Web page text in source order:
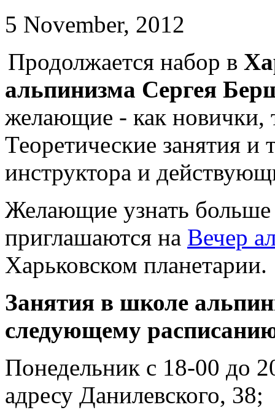
5 November, 2012
Продолжается набор в
альпинизма Сергея
желающие - как новички,
Теоретические занятия
инструктора и
Желающие узнать больше
приглашаются на Вечер
Харьковском планетарии.
Занятия в школе
следующему
Понедельник с 18-00 до
адресу Данилевского, 38;